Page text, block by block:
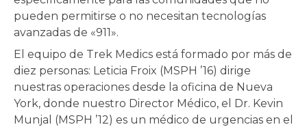
pueden permitirse o no necesitan tecnologías
avanzadas de «911».
El equipo de Trek Medics está formado por más de
diez personas: Leticia Froix (MSPH ’16) dirige
nuestras operaciones desde la oficina de Nueva
York, donde nuestro Director Médico, el Dr. Kevin
Munjal (MSPH ’12) es un médico de urgencias en el